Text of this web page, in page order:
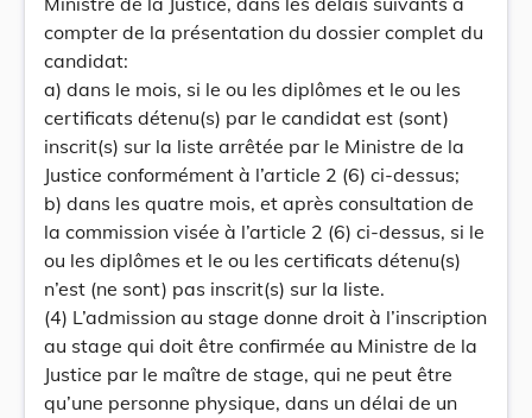
compter de la présentation du dossier complet du
candidat:
a) dans le mois, si le ou les diplômes et le ou les
certificats détenu(s) par le candidat est (sont)
inscrit(s) sur la liste arrêtée par le Ministre de la
Justice conformément à l’article 2 (6) ci-dessus;
b) dans les quatre mois, et après consultation de
la commission visée à l’article 2 (6) ci-dessus, si le
ou les diplômes et le ou les certificats détenu(s)
n’est (ne sont) pas inscrit(s) sur la liste.
(4) L’admission au stage donne droit à l’inscription
au stage qui doit être confirmée au Ministre de la
Justice par le maître de stage, qui ne peut être
qu’une personne physique, dans un délai de un